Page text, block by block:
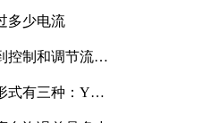
多少电流
控制和调节流量
式有三种：Y